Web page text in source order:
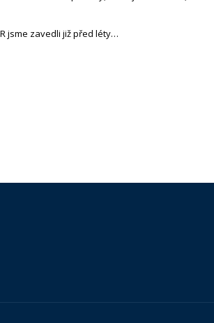
jsme zavedli již před léty…